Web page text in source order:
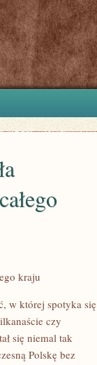
kraju
w której spotyka się
czy
się niemal tak
Polskę bez